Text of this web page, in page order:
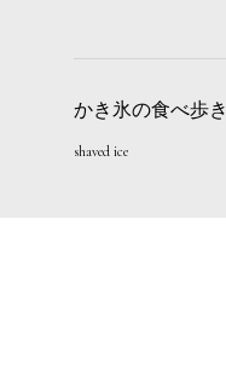
かき氷の食べ歩き
shaved ice